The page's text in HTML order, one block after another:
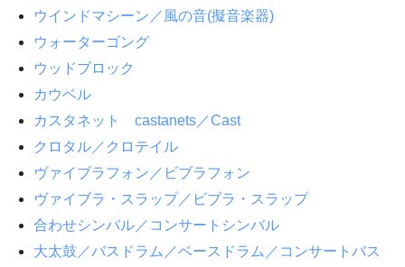
ウインドマシーン／風の音(擬音楽器)
ウォーターゴング
ウッドブロック
カウベル
カスタネット castanets／Cast
クロタル／クロテイル
ヴァイブラフォン／ビブラフォン
ヴァイブラ・スラップ／ビブラ・スラップ
合わせシンバル／コンサートシンバル
大太鼓／バスドラム／ベースドラム／コンサートバス